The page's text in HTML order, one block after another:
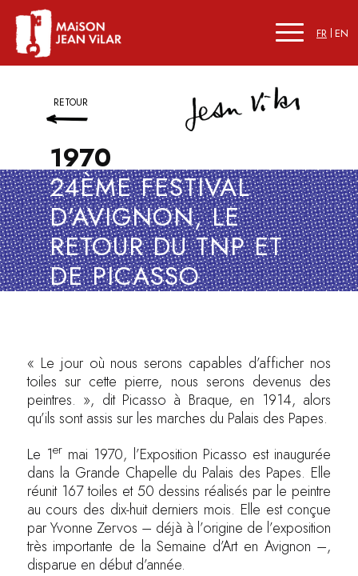
FR EN
RETOUR
1970
24ÈME FESTIVAL
D’AVIGNON, LE
RETOUR DU TNP ET
DE PICASSO
« Le jour où nous serons capables d’afficher nos
toiles sur cette pierre, nous serons devenus des
peintres. », dit Picasso à Braque, en 1914, alors
qu’ils sont assis sur les marches du Palais des Papes.
Le 1ermai 1970, l’Exposition Picasso est inaugurée
dans la Grande Chapelle du Palais des Papes. Elle
réunit 167 toiles et 50 dessins réalisés par le peintre
au cours des dix-huit derniers mois. Elle est conçue
par Yvonne Zervos – déjà à l’origine de l’exposition
très importante de la Semaine d’Art en Avignon –,
disparue en début d’année.